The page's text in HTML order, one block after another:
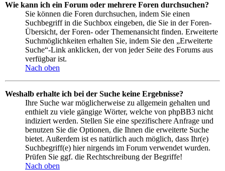
Wie kann ich ein Forum oder mehrere Foren durchsuchen?
Sie können die Foren durchsuchen, indem Sie einen
Suchbegriff in die Suchbox eingeben, die Sie in der Foren-
Übersicht, der Foren- oder Themenansicht finden. Erweiterte
Suchmöglichkeiten erhalten Sie, indem Sie den „Erweiterte
Suche“-Link anklicken, der von jeder Seite des Forums aus
verfügbar ist.
Nach oben
Weshalb erhalte ich bei der Suche keine Ergebnisse?
Ihre Suche war möglicherweise zu allgemein gehalten und
enthielt zu viele gängige Wörter, welche von phpBB3 nicht
indiziert werden. Stellen Sie eine spezifischere Anfrage und
benutzen Sie die Optionen, die Ihnen die erweiterte Suche
bietet. Außerdem ist es natürlich auch möglich, dass Ihr(e)
Suchbegriff(e) hier nirgends im Forum verwendet wurden.
Prüfen Sie ggf. die Rechtschreibung der Begriffe!
Nach oben